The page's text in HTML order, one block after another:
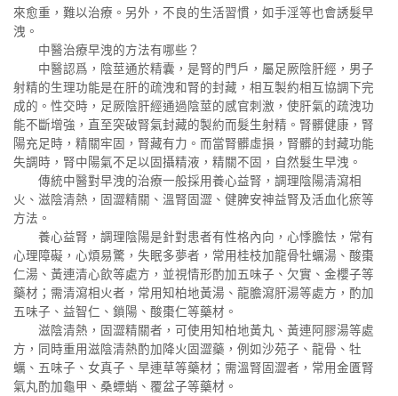
來愈重，難以治療。另外，不良的生活習慣，如手淫等也會誘髮早
洩。
中醫治療早洩的方法有哪些？
中醫認爲，陰莖通於精囊，是腎的門戶，屬足厥陰肝經，男子
射精的生理功能是在肝的疏洩和腎的封藏，相互製約相互協調下完
成的。性交時，足厥陰肝經通過陰莖的感官刺激，使肝氣的疏洩功
能不斷增強，直至突破腎氣封藏的製約而髮生射精。腎髒健康，腎
陽充足時，精關牢固，腎藏有力。而當腎髒虛損，腎髒的封藏功能
失調時，腎中陽氣不足以固攝精液，精關不固，自然髮生早洩。
傳統中醫對早洩的治療一般採用養心益腎，調理陰陽清瀉相
火、滋陰清熱，固澀精關、溫腎固澀、健脾安神益腎及活血化瘀等
方法。
養心益腎，調理陰陽是針對患者有性格內向，心悸膽怯，常有
心理障礙，心煩易驚，失眠多夢者，常用桂枝加龍骨牡蠣湯、酸棗
仁湯、黃連清心飲等處方，並視情形酌加五味子、欠實、金櫻子等
藥材；需清瀉相火者，常用知柏地黃湯、龍膽瀉肝湯等處方，酌加
五味子、益智仁、鎖陽、酸棗仁等藥材。
滋陰清熱，固澀精關者，可使用知柏地黃丸、黃連阿膠湯等處
方，同時重用滋陰清熱酌加降火固澀藥，例如沙苑子、龍骨、牡
蠣、五味子、女真子、旱連草等藥材；需溫腎固澀者，常用金匱腎
氣丸酌加龜甲、桑螵蛸、覆盆子等藥材。